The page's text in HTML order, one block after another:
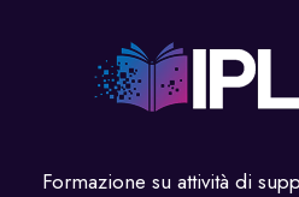
Formazione su attività di